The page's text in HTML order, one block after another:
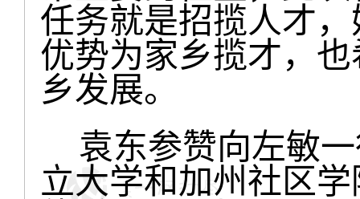
任务就是招揽人才
优势为家乡揽才，
乡发展。
袁东参赞向左敏一
立大学和加州社区